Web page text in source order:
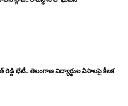
భేటీ.. తెలంగాణ విద్యార్థుల వీసాలపై కీలక